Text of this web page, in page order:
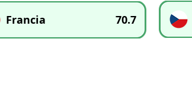
70.7
Francia